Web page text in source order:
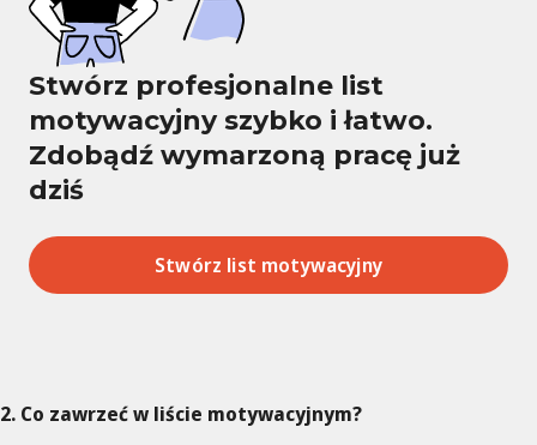
Stwórz profesjonalne list
motywacyjny szybko i łatwo.
Zdobądź wymarzoną pracę już
dziś
Stwórz list motywacyjny
2. Co zawrzeć w liście motywacyjnym?